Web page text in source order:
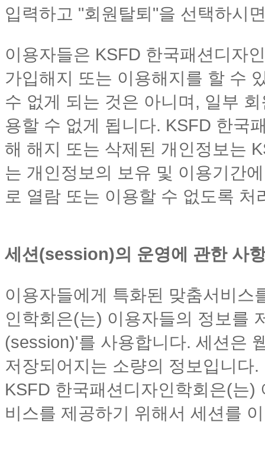
입력하고 "회원탈퇴"을 선택하시
이용자들은 KSFD 한국패션디자
가입해지 또는 이용해지를 할 수
수 없게 되는 것은 아니며, 일부
용할 수 없게 됩니다. KSFD 한국
해 해지 또는 삭제된 개인정보는
는 개인정보의 보유 및 이용기간
로 열람 또는 이용할 수 없도록 처
세션(session)의 운영에 관한 사
이용자들에게 특화된 맞춤서비스
인학회은(는) 이용자들의 정보를
(session)'를 사용합니다. 세션은
저장되어지는 소량의 정보입니다.
KSFD 한국패션디자인학회은(는
비스를 제공하기 위해서 세션를